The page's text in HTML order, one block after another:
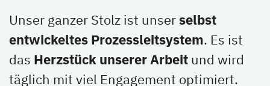
Unser ganzer Stolz ist unserselbst
entwickeltes Prozessleitsystem. Es ist
das Herzstück unserer Arbeit und wird
täglich mit viel Engagement optimiert.